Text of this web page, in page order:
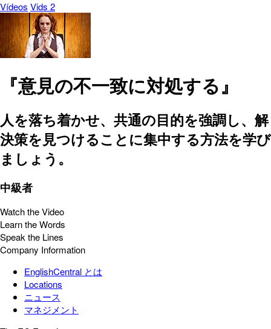
Vídeos Vids 2
『意見の不一致に対処する』
人を落ち着かせ、共通の目的を強調し、解
決策を見つけることに集中する方法を学び
ましょう。
中級者
Watch the Video
Learn the Words
Speak the Lines
Company Information
EnglishCentral とは
Locations
ニュース
マネジメント